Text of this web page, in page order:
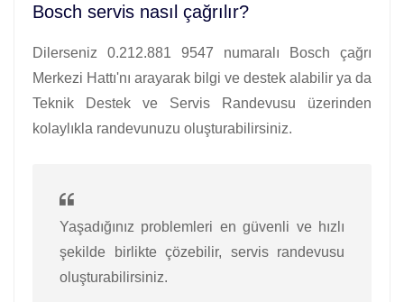
Bosch servis nasıl çağrılır?
Dilerseniz 0.212.881 9547 numaralı Bosch çağrı
Merkezi Hattı'nı arayarak bilgi ve destek alabilir ya da
Teknik Destek ve Servis Randevusu üzerinden
kolaylıkla randevunuzu oluşturabilirsiniz.
Yaşadığınız problemleri en güvenli ve hızlı
şekilde birlikte çözebilir, servis randevusu
oluşturabilirsiniz.